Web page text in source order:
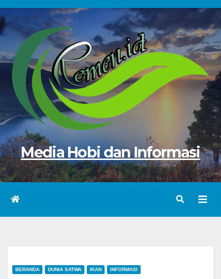
Skip
to
content
Media Hobi dan Informasi
BERANDA DUNIA SATWA IKAN INFORMASI